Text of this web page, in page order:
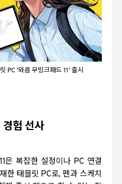
PC ‘와콤 무빙크패드 11’ 출시
험 선사
11은 복잡한 설정이나 PC 연결
한 태블릿 PC로,펜과 스케치